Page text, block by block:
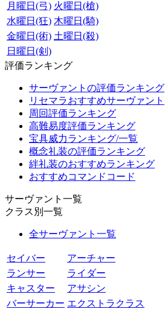
月曜日(弓) 火曜日(槍)
水曜日(狂) 木曜日(騎)
金曜日(術) 土曜日(殺)
日曜日(剣)
評価ランキング
サーヴァントの評価ランキング
リセマラおすすめサーヴァント
周回評価ランキング
高難易度評価ランキング
宝具威力ランキング/一覧
概念礼装の評価ランキング
絆礼装のおすすめランキング
おすすめコマンドコード
サーヴァント一覧
クラス別一覧
全サーヴァント一覧
セイバー
アーチャー
ランサー
ライダー
キャスター
アサシン
バーサーカー エクストラクラス